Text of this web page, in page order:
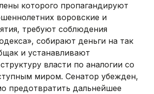
которого пропагандируют
воровские и
требуют соблюдения
собирают деньги на так
и устанавливают
власти по аналогии со
миром. Сенатор убежден,
предотвратить дальнейшее